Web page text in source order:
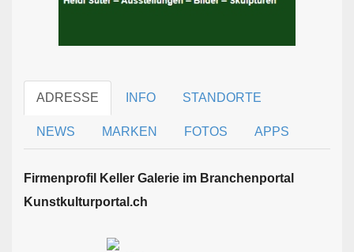
ADRESSE INFO STANDORTE
NEWS MARKEN FOTOS APPS
Firmen­profil Keller Galerie im Branchen­portal
Kunstkulturportal.ch